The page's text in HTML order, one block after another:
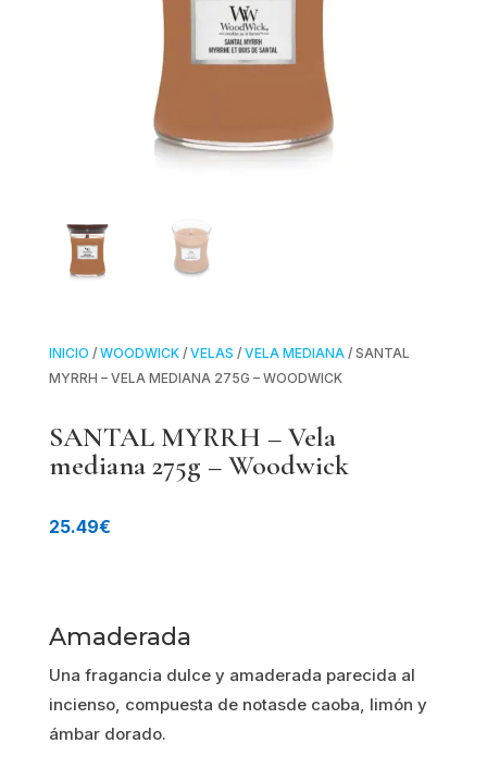
INICIO / WOODWICK/ VELAS / VELA MEDIANA/ SANTAL
MYRRH – VELA MEDIANA 275G – WOODWICK
SANTAL MYRRH – Vela
mediana 275g – Woodwick
25.49€
Amaderada
Una fragancia dulce y amaderada parecida al
incienso, compuesta de notasde caoba, limón y
ámbar dorado.